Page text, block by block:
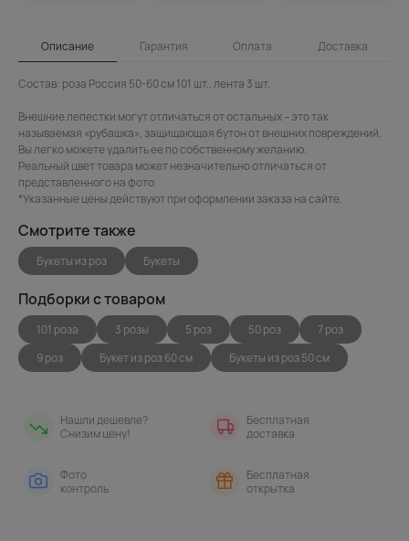
Описание Гарантия Оплата Доставка
Состав: роза Россия 50-60 см 101 шт., лента 3 шт.
Внешние лепестки могут отличаться от остальных – это так
называемая «рубашка», защищающая бутон от внешних повреждений.
Вы легко можете удалить ее по собственному желанию.
Реальный цвет товара может незначительно отличаться от
представленного на фото.
*Указанные цены действуют при оформлении заказа на сайте.
Смотрите также
Букеты из роз Букеты
Подборки с товаром
101 роза 3 розы 5 роз 50 роз
7 роз
9 роз
Букет из роз 60 см Букеты из роз 50 см
Нашли дешевле?
Снизим цену!
Бесплатная
доставка
Фото
контроль
Бесплатная
открытка